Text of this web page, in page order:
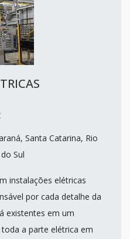
Santa Catarina, Rio
Sul
instalações elétricas
por cada detalhe da
existentes em um
a parte elétrica em